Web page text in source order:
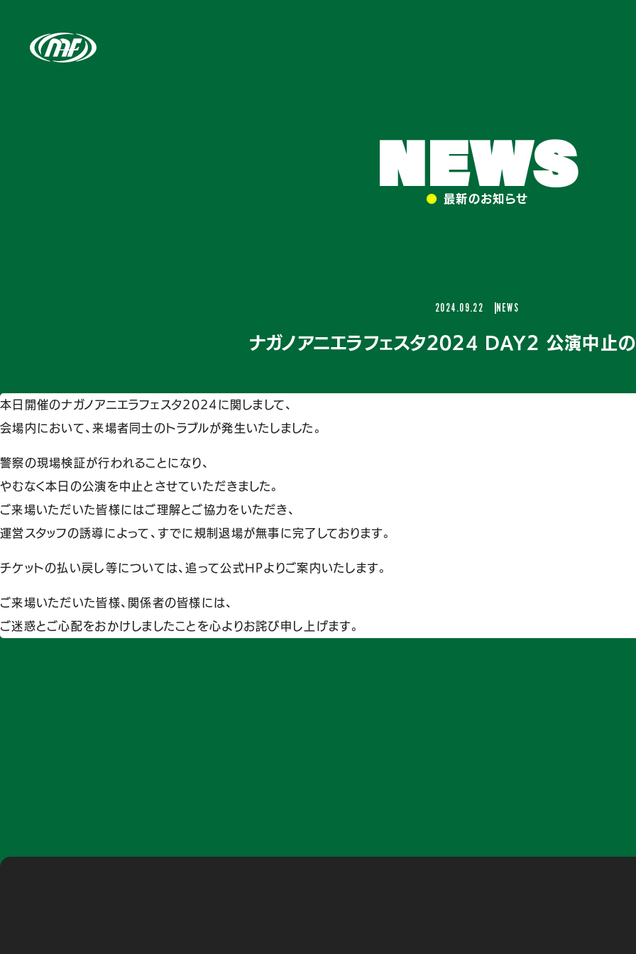
NEWS
● 最新のお知らせ
2024.09.22 NEWS
ナガノアニエラフェスタ2024 DAY2 公演中止
本日開催のナガノアニエラフェスタ2024に関しまして、
会場内において、来場者同士のトラブルが発生いたしました。
警察の現場検証が行われることになり、
やむなく本日の公演を中止とさせていただきました。
ご来場いただいた皆様にはご理解とご協力をいただき、
運営スタッフの誘導によって、すでに規制退場が無事に完了しております。
チケットの払い戻し等については、追って公式HPよりご案内いたします。
ご来場いただいた皆様、関係者の皆様には、
ご迷惑とご心配をおかけしましたことを心よりお詫び申し上げます。